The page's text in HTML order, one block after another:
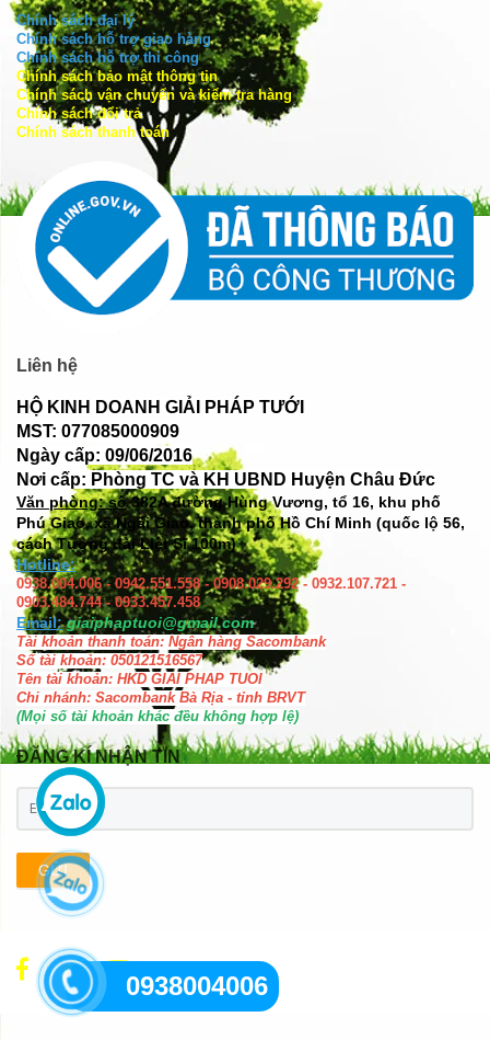
Chính sách đại lý
Chính sách hỗ trợ giao hàng
Chính sách hỗ trợ thi công
Chính sách bảo mật thông tin
Chính sách vận chuyển và kiểm tra hàng
Chính sách đổi trả
Chính sách thanh toán
Liên hệ
HỘ KINH DOANH GIẢI PHÁP TƯỚI
MST: 077085000909
Ngày cấp: 09/06/2016
Nơi cấp: Phòng TC và KH UBND Huyện Châu Đức
Văn phòng: số382A đường Hùng Vương, tổ 16, khu phố
Phú Giao, xã Ngãi Giao, thành phố Hồ Chí Minh (quốc lộ 56,
cách Tượng đài Liệt Sĩ 100m)
Hotline:
0938.004.006 - 0942.551.558 - 0908.029.292 - 0932.107.721 -
0903.484.744 - 0933.457.458
Email: giaiphaptuoi@gmail.com
Tài khoản thanh toán: Ngân hàng Sacombank
Số tài khoản: 050121516567
Tên tài khoản: HKD GIAI PHAP TUOI
Chi nhánh: Sacombank Bà Rịa - tỉnh BRVT
(Mọi số tài khoản khác đều không hợp lệ)
ĐĂNG KÍ NHẬN TIN
GỬI
0938004006